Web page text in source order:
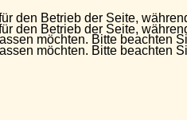
den Betrieb der Seite,
möchten. Bitte
den Betrieb der Seite,
möchten. Bitte